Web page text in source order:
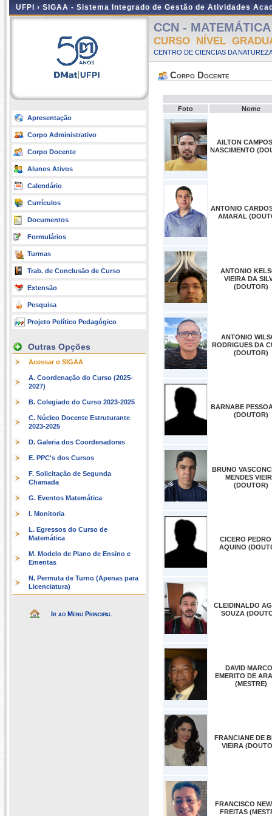
UFPI › SIGAA - Sistema Integrado de Gestão de Atividades
Apresentação
Corpo Administrativo
Corpo Docente
Alunos Ativos
Calendário
Currículos
Documentos
Formulários
Turmas
Trab. de Conclusão de Curso
Extensão
Pesquisa
Projeto Político Pedagógico
Outras Opções
Acessar o SIGAA
A. Coordenação do Curso (2025-
2027)
B. Colegiado do Curso 2023-2025
C. Núcleo Docente Estruturante
2023-2025
D. Galeria dos Coordenadores
E. PPC's dos Cursos
F. Solicitação de Segunda
Chamada
G. Eventos Matemática
I. Monitoria
L. Egressos do Curso de
Matemática
M. Modelo de Plano de Ensino e
Ementas
N. Permuta de Turno (Apenas para
Licenciatura)
Ir ao Menu Principal
CCN -
CURSO NÍVEL
CENTRO DE CIENCIAS DA
Corpo Docente
Foto Nome
AILTON
NASCIMENTO
ANTONIO
AMARAL
ANTONIO
VIEIRA DA
(DOUTOR)
ANTONIO
RODRIGUES DA
(DOUTOR)
BARNABE
(DOUTOR)
BRUNO
MENDES
(DOUTOR)
CICERO
AQUINO
CLEIDINALDO
SOUZA
DAVID
EMERITO DE
(MESTRE)
FRANCIANE DE
VIEIRA
FRANCISCO
FREITAS